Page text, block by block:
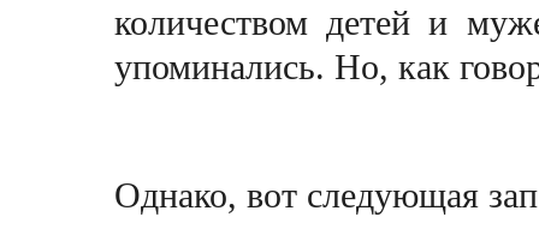
количеством детей и
упоминались. Но, как
Однако, вот следующая